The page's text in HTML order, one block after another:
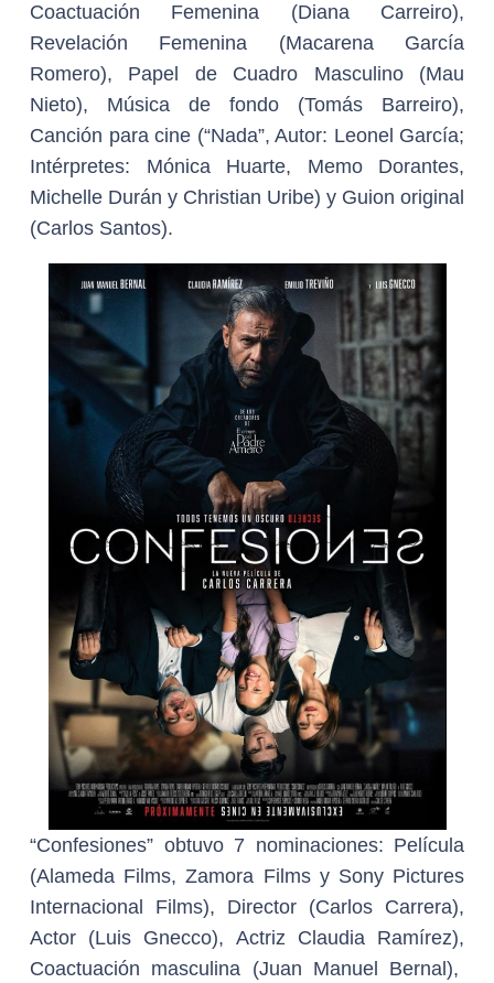
Coactuación Femenina (Diana Carreiro),
Revelación Femenina (Macarena García
Romero), Papel de Cuadro Masculino (Mau
Nieto), Música de fondo (Tomás Barreiro),
Canción para cine (“Nada”, Autor: Leonel García;
Intérpretes: Mónica Huarte, Memo Dorantes,
Michelle Durán y Christian Uribe) y Guion original
(Carlos Santos).
“Confesiones” obtuvo 7 nominaciones: Película
(Alameda Films, Zamora Films y Sony Pictures
Internacional Films), Director (Carlos Carrera),
Actor (Luis Gnecco), Actriz Claudia Ramírez),
Coactuación masculina (Juan Manuel Bernal),